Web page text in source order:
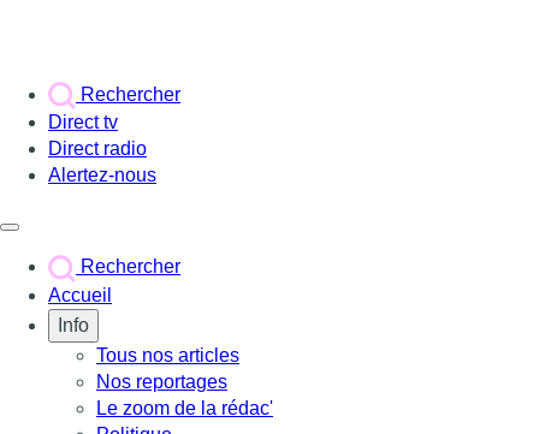
Rechercher
Direct tv
Direct radio
Alertez-nous
Rechercher
Accueil
Info
Tous nos articles
Nos reportages
Le zoom de la rédac'